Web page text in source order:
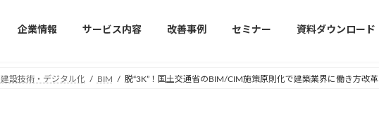
企業情報 サービス内容 改善事例 セミナー 資料ダウンロード
建設技術・デジタル化 BIM 脱“3K”！国土交通省のBIM/CIM施策原則化で建築業界に働き方改革